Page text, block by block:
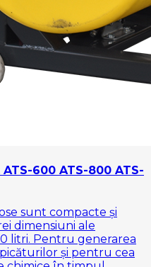
600 ATS-800 ATS-
sunt compacte și
dimensiuni ale
litri. Pentru generarea
și pentru cea